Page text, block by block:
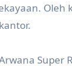
Oleh
Super